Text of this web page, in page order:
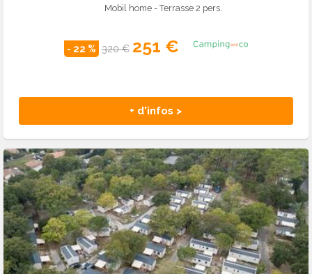
Mobil home - Terrasse 2 pers.
- 22 % 320 € 251 €
+ d'infos >